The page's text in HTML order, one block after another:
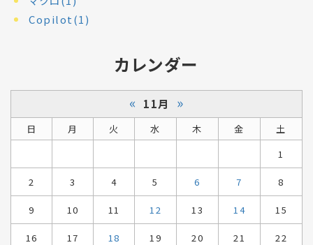
Copilot(1)
カレンダー
« 11月 »
日 月 火 水 木 金
土
1
2 3 4 5 6 7 8
9 10 11 12 13 14 15
16 17 18 19 20 21 22